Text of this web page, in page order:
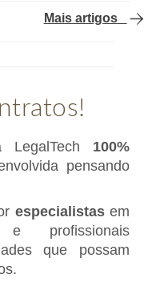
Mais artigos
LegalTech 100%
pensando
especialistasem
e profissionais
que possam